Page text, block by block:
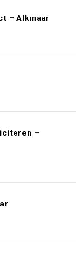
– Alkmaar
–